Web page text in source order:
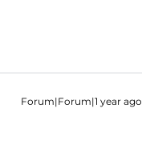
Forum|Forum|1 year ago